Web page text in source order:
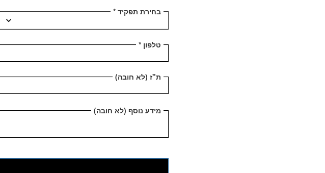
בחירת תפקיד
expand_more
טלפון
ת"ז (לא חובה)
מידע נוסף (לא חובה)